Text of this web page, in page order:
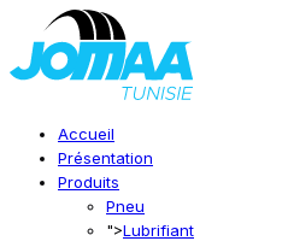
Accueil
Présentation
Produits
Pneu
">Lubrifiant